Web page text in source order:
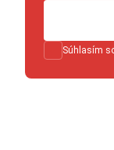
Súhlasím